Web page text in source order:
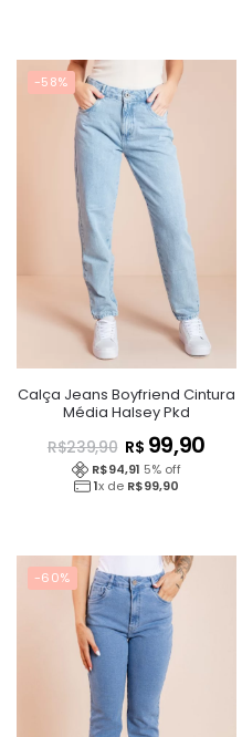
-58%
Calça Jeans Boyfriend Cintura
Média Halsey Pkd
R$239,90 R$ 99,90
R$94,91 5% off
1x de R$99,90
-60%